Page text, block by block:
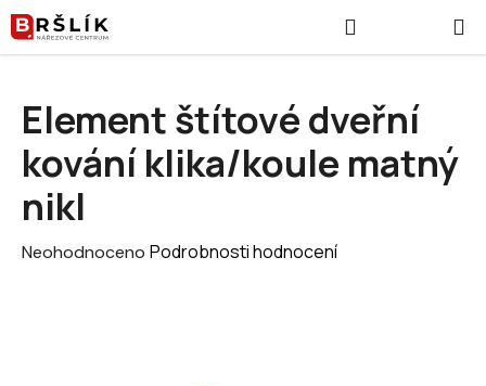
Přejít na obsah
Element štítové dveřní
kování klika/koule matný
nikl
Průměrné hodnocení produktu je 0,0 z 5 hvězdiček.
Neohodnoceno Podrobnosti hodnocení